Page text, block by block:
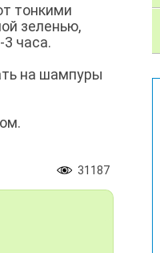
тонкими
зеленью,
3 часа.
на шампуры
31187